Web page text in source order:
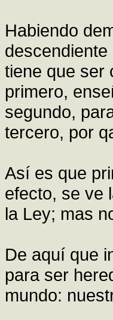
Habiendo
tiene que ser
primero,
segundo,
tercero, por
Así es que
efecto, se ve
la Ley; mas
De aquí que
para ser
mundo: